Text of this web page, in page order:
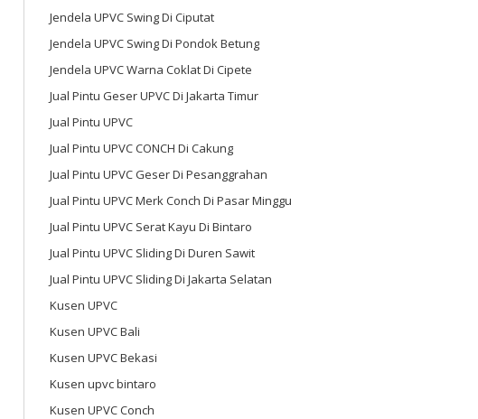
Jendela UPVC Swing Di Ciputat
Jendela UPVC Swing Di Pondok Betung
Jendela UPVC Warna Coklat Di Cipete
Jual Pintu Geser UPVC Di Jakarta Timur
Jual Pintu UPVC
Jual Pintu UPVC CONCH Di Cakung
Jual Pintu UPVC Geser Di Pesanggrahan
Jual Pintu UPVC Merk Conch Di Pasar Minggu
Jual Pintu UPVC Serat Kayu Di Bintaro
Jual Pintu UPVC Sliding Di Duren Sawit
Jual Pintu UPVC Sliding Di Jakarta Selatan
Kusen UPVC
Kusen UPVC Bali
Kusen UPVC Bekasi
Kusen upvc bintaro
Kusen UPVC Conch